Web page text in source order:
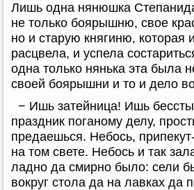
Лишь одна нянюшка
не только боярышню, свое
но и старую княгиню, которая
расцвела, и успела
одна только нянька эта была
своей боярышни и то и дело
− Ишь затейница! Ишь
праздник поганому делу,
предаешься. Небось,
на том свете. Небось и так
ладно да смирно было: сели
вокруг стола да на лавках да